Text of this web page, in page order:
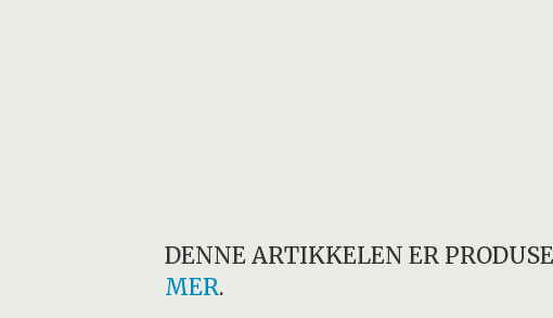
DENNE ARTIKKELEN ER
MER.